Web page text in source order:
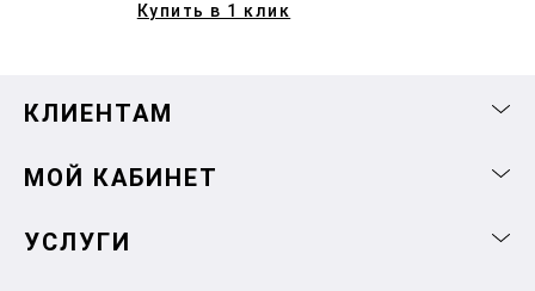
Купить в 1 клик
КЛИЕНТАМ
МОЙ КАБИНЕТ
УСЛУГИ